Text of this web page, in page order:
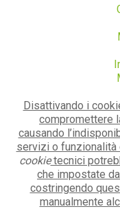
Disattivando i
compromettere
causando
servizi o funzionalità
cookietecnici
che impostate
costringendo
manualmente